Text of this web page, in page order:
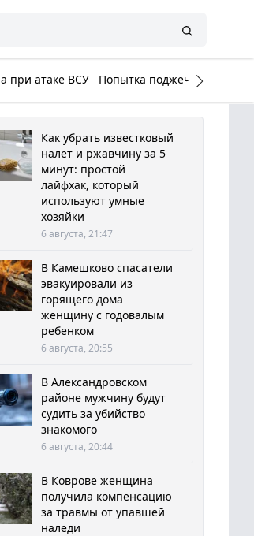
при атаке ВСУ Попытка поджечь Белый
Как убрать известковый
налет и ржавчину за 5
минут: простой
лайфхак, который
используют умные
хозяйки
6 августа, 21:47
В Камешково спасатели
эвакуировали из
горящего дома
женщину с годовалым
ребенком
6 августа, 20:55
В Александровском
районе мужчину будут
судить за убийство
знакомого
6 августа, 20:44
В Коврове женщина
получила компенсацию
за травмы от упавшей
наледи